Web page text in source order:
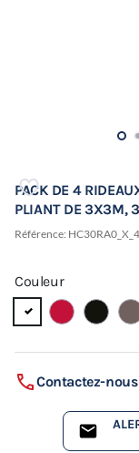
PACK DE 4
PLIANT DE 3X3M,
Référence: HC30RA0_X_4
Couleur
Contactez-